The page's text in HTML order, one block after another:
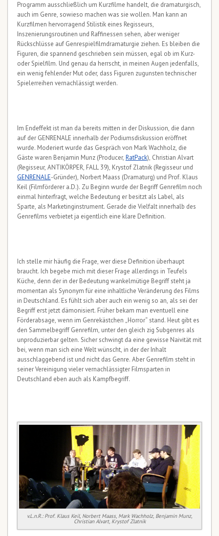
Programm ausschließlich um Kurzfilme handelt, die dramaturgisch,
auch im Genre, sowieso machen was sie wollen. Man kann an
Kurzfilmen hervorragend Stilistik eines Regisseurs,
Inszenierungsroutinen und Raffinessen sehen, aber weniger
Rückschlüsse auf Genrespielfilmdramaturgie ziehen. Es bleiben die
Figuren, die spannend geschrieben sein müssen, egal ob im Kurz-
oder Spielfilm. Und genau da herrscht, in meinen Augen jedenfalls,
ein wenig fehlender Mut oder, dass Figuren zugunsten technischer
Spielerreihen vernachlässigt werden.
Im Endeffekt ist man da bereits mitten in der Diskussion, die dann
auf der GENRENALE innerhalb der Podiumsdiskussion eröffnet
wurde. Moderiert wurde das Gespräch von Mark Wachholz, die
Gäste waren Benjamin Munz (Producer, RatPack), Christian Alvart
(Regisseur, ANTIKÖRPER, FALL 39), Krystof Zlatnik (Regisseur und
GENRENALE-Gründer), Norbert Maass (Dramaturg) und Prof. Klaus
Keil (Filmförderer a.D.). Zu Beginn wurde der Begriff Genrefilm noch
einmal hinterfragt, welche Bedeutung er besitzt als Label, als
Sparte, als Marketinginstrument. Gerade die Vielfalt innerhalb des
Genrefilms verbietet ja eigentlich eine klare Definition.
Ich stelle mir häufig die Frage, wer diese Definition überhaupt
braucht. Ich begebe mich mit dieser Frage allerdings in Teufels
Küche, denn der in der Bedeutung wankelmütige Begriff steht ja
momentan als Synonym für eine inhaltliche Veränderung des Films
in Deutschland. Es fühlt sich aber auch ein wenig so an, als sei der
Begriff erst jetzt dämonisiert. Früher bekam man eventuell eine
Förderabsage, wenn im Genrekästchen „Horror“ stand. Heut gibt es
den Sammelbegriff Genrefilm, unter den gleich zig Subgenres als
unproduzierbar gelten. Sicher schwingt da eine gewisse Naivität mit
bei, wenn man sich eine Welt wünscht, in der der Inhalt
ausschlaggebend ist und nicht das Genre. Aber Genrefilm steht in
seiner Vereinigung vieler vernachlässigter Filmsparten in
Deutschland eben auch als Kampfbegriff.
v.L.n.R.: Prof. Klaus Keil, Norbert Maass, Mark Wachholz, Benjamin Munz,
Christian Alvart, Krystof Zlatnik